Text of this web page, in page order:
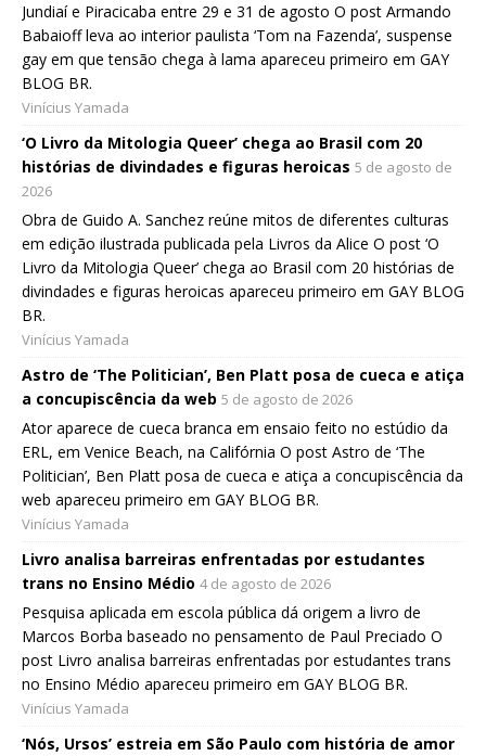
Jundiaí e Piracicaba entre 29 e 31 de agosto O post Armando
Babaioff leva ao interior paulista ‘Tom na Fazenda’, suspense
gay em que tensão chega à lama apareceu primeiro em GAY
BLOG BR.
Vinícius Yamada
‘O Livro da Mitologia Queer’ chega ao Brasil com 20
histórias de divindades e figuras heroicas 5 de agosto de
2026
Obra de Guido A. Sanchez reúne mitos de diferentes culturas
em edição ilustrada publicada pela Livros da Alice O post ‘O
Livro da Mitologia Queer’ chega ao Brasil com 20 histórias de
divindades e figuras heroicas apareceu primeiro em GAY BLOG
BR.
Vinícius Yamada
Astro de ‘The Politician’, Ben Platt posa de cueca e atiça
a concupiscência da web 5 de agosto de 2026
Ator aparece de cueca branca em ensaio feito no estúdio da
ERL, em Venice Beach, na Califórnia O post Astro de ‘The
Politician’, Ben Platt posa de cueca e atiça a concupiscência da
web apareceu primeiro em GAY BLOG BR.
Vinícius Yamada
Livro analisa barreiras enfrentadas por estudantes
trans no Ensino Médio 4 de agosto de 2026
Pesquisa aplicada em escola pública dá origem a livro de
Marcos Borba baseado no pensamento de Paul Preciado O
post Livro analisa barreiras enfrentadas por estudantes trans
no Ensino Médio apareceu primeiro em GAY BLOG BR.
Vinícius Yamada
‘Nós, Ursos’ estreia em São Paulo com história de amor